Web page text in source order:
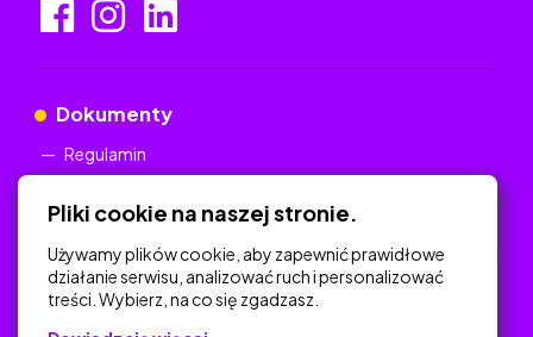
Dokumenty
Regulamin
Na skróty
Pliki cookie na naszej stronie.
Używamy plików cookie, aby zapewnić prawidłowe
działanie serwisu, analizować ruch i personalizować
treści. Wybierz, na co się zgadzasz.